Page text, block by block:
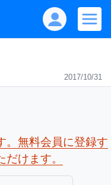
2017/10/31
。無料会員に登録す
けます。